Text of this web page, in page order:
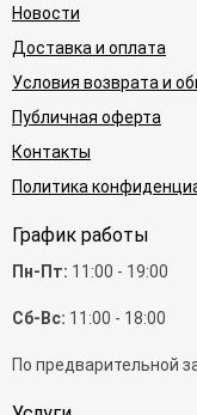
Новости
Доставка и оплата
Условия возврата и
Публичная оферта
Контакты
Политика
График работы
Пн-Пт: 11:00 - 19:00
Сб-Вс: 11:00 - 18:00
По предварительной